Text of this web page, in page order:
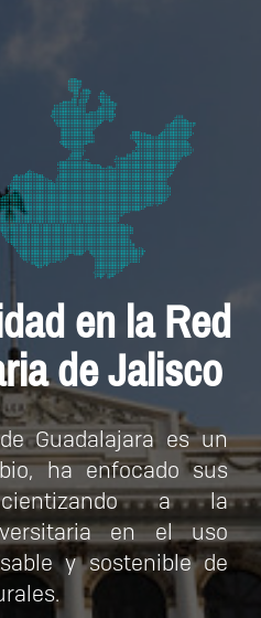
en la Red
de Jalisco
Guadalajara es un
ha enfocado sus
a la
en el uso
y sostenible de